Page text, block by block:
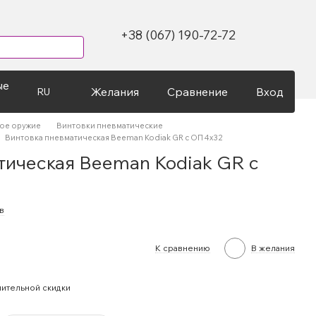
+38 (067) 190-72-72
RU Желания Сравнение Вход
оружие
Винтовки пневматические
Винтовка пневматическая Beeman Kodiak GR с ОП 4х32
Beeman Kodiak GR с
К сравнению В желания
скидки